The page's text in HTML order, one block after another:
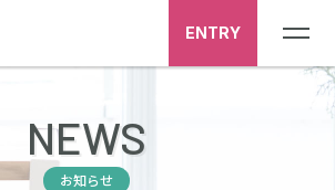
ENTRY
NEWS
お知らせ